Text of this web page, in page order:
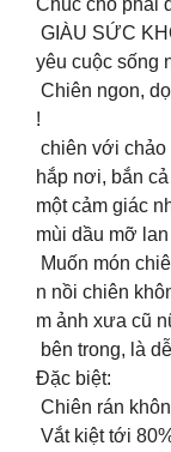
GIÀU SỨC
yêu cuộc sống
Chiên ngon,
!
chiên với
hắp nơi, bắn
một cảm giác
mùi dầu mỡ lan
Muốn món
n nồi chiên
m ảnh xưa cũ
bên trong, là
Đặc biệt:
Chiên rán
Vắt kiệt tới